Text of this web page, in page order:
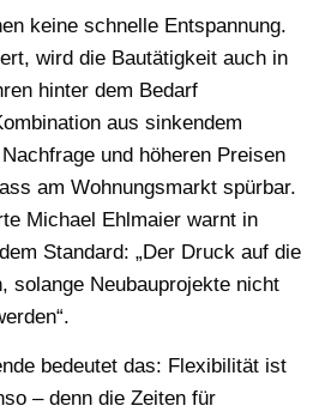
keine schnelle Entspannung.
wird die Bautätigkeit auch in
hinter dem Bedarf
aus sinkendem
und höheren Preisen
am Wohnungsmarkt spürbar.
Michael Ehlmaier warnt in
Standard: „Der Druck auf die
solange Neubauprojekte nicht
bedeutet das: Flexibilität ist
– denn die Zeiten für